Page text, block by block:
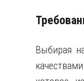
Выбирая